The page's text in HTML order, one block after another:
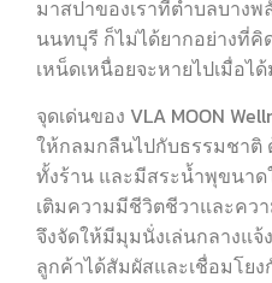
มาสปาของเราที่ตำบลบางพ
นนทบุรี ก็ไม่ได้ยากอย่างที่คิ
เหน็ดเหนื่อยจะหายไปเมื่อไ
จุดเด่นของ VLA MOON
ให้กลมกลืนไปกับธรรมชาติ
ทั้งร้าน และมีสระน้ำพุขนา
เติมความมีชีวิตชีวาและคว
จึงจัดให้มีมุมนั่งเล่นกลางแจ้
ลูกค้าได้สัมผัสและเชื่อมโย